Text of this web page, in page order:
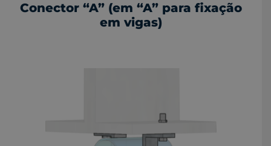
Conector “A” (em “A” para fixação
em vigas)